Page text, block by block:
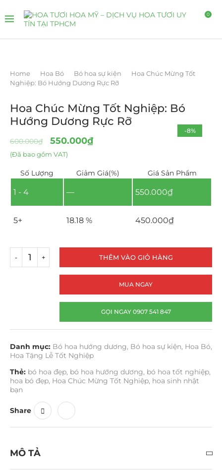
0
Home Hoa Bó Bó hoa sự kiện
Hoa Chúc Mừng Tốt
Nghiệp: Bó Hướng Dương Rực Rỡ
-8%
Hoa Chúc Mừng Tốt Nghiệp: Bó
Hướng Dương Rực Rỡ
600.000₫ 550.000₫
(Đã bao gồm VAT)
Số Lượng Giảm Giá(%) Giá Sản Phẩm
1 - 4 — 550.000₫
5+ 18.18 % 450.000₫
THÊM VÀO GIỎ HÀNG
MUA NGAY
GỌI NGAY 0907 541 847
Danh mục: Bó hoa hướng dương, Bó hoa sự kiện, Hoa Bó,
Hoa Tặng Lễ Tốt Nghiệp
Thẻ: bó hoa đẹp, bó hoa hướng dương, bó hoa tốt nghiệp,
hoa bó đẹp, Hoa Chúc Mừng Tốt Nghiệp, hoa sinh nhật
bạn
Share
MÔ TẢ